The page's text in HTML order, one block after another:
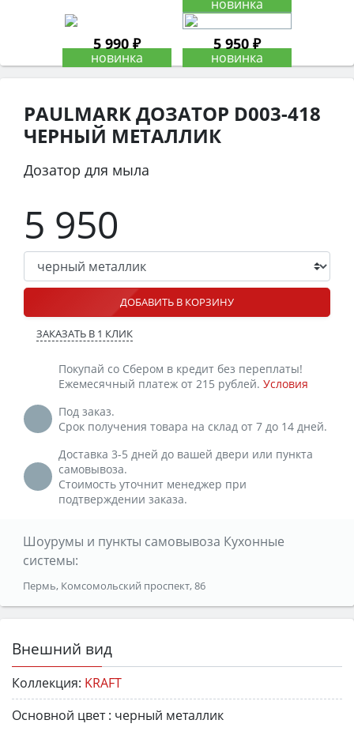
5 990 ₽ 5 950 ₽
PAULMARK ДОЗАТОР D003-418
ЧЕРНЫЙ МЕТАЛЛИК
Дозатор для мыла
5 950
ДОБАВИТЬ В КОРЗИНУ
ЗАКАЗАТЬ В 1 КЛИК
Покупай со Сбером в кредит без переплаты!
Ежемесячный платеж от 215 рублей. Условия
Под заказ.
Срок получения товара на склад от 7 до 14 дней.
Доставка 3-5 дней до вашей двери или пункта
самовывоза.
Стоимость уточнит менеджер при
подтверждении заказа.
Шоурумы и пункты самовывоза Кухонные
системы:
Пермь, Комсомольский проспект, 86
Внешний вид
Коллекция: KRAFT
Основной цвет : черный металлик